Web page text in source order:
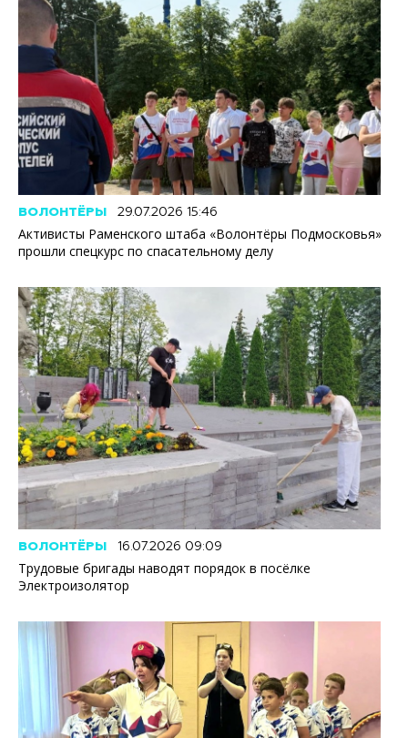
ВОЛОНТЁРЫ 29.07.2026 15:46
Активисты Раменского штаба «Волонтёры Подмосковья»
прошли спецкурс по спасательному делу
ВОЛОНТЁРЫ 16.07.2026 09:09
Трудовые бригады наводят порядок в посёлке
Электроизолятор